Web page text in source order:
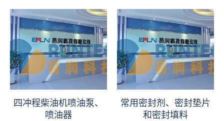
四冲程柴油机喷油泵、
喷油器
常用密封剂、密封垫片
和密封填料